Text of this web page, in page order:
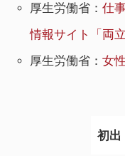
厚生労働省：仕
情報サイト「両
厚生労働省：女
初出